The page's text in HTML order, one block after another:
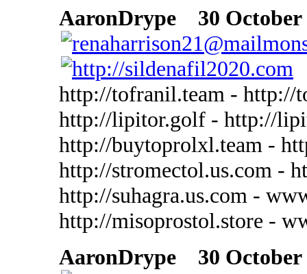
AaronDrype
30 October
http://tofranil.team - http://
http://lipitor.golf - http://
http://buytoprolxl.team -
http://stromectol.us.com -
http://suhagra.us.com -
http://misoprostol.store -
AaronDrype
30 October